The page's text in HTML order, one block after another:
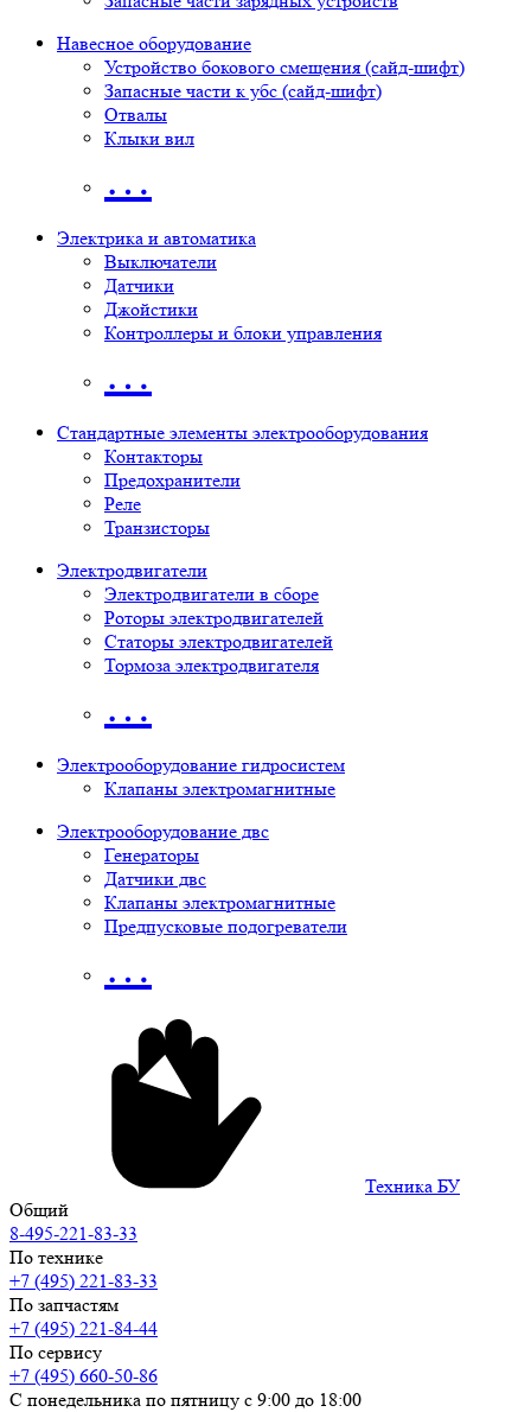
Навесное оборудование
Устройство бокового смещения (сайд-шифт)
Запасные части к убс (сайд-шифт)
Отвалы
Клыки вил
…
Электрика и автоматика
Выключатели
Датчики
Джойстики
Контроллеры и блоки управления
…
Стандартные элементы электрооборудования
Контакторы
Предохранители
Реле
Транзисторы
Электродвигатели
Электродвигатели в сборе
Роторы электродвигателей
Статоры электродвигателей
Тормоза электродвигателя
…
Электрооборудование гидросистем
Клапаны электромагнитные
Электрооборудование двс
Генераторы
Датчики двс
Клапаны электромагнитные
Предпусковые подогреватели
…
Техника БУ
Общий
8-495-221-83-33
По технике
+7 (495) 221-83-33
По запчастям
+7 (495) 221-84-44
По сервису
+7 (495) 660-50-86
С понедельника по пятницу с 9:00 до 18:00